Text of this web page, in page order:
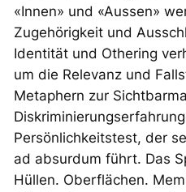
«Innen» und «Aussen»
Zugehörigkeit und
Identität und Othering
um die Relevanz und
Metaphern zur
Persönlichkeitstest, der
ad absurdum führt. Das
Hüllen. Oberflächen.